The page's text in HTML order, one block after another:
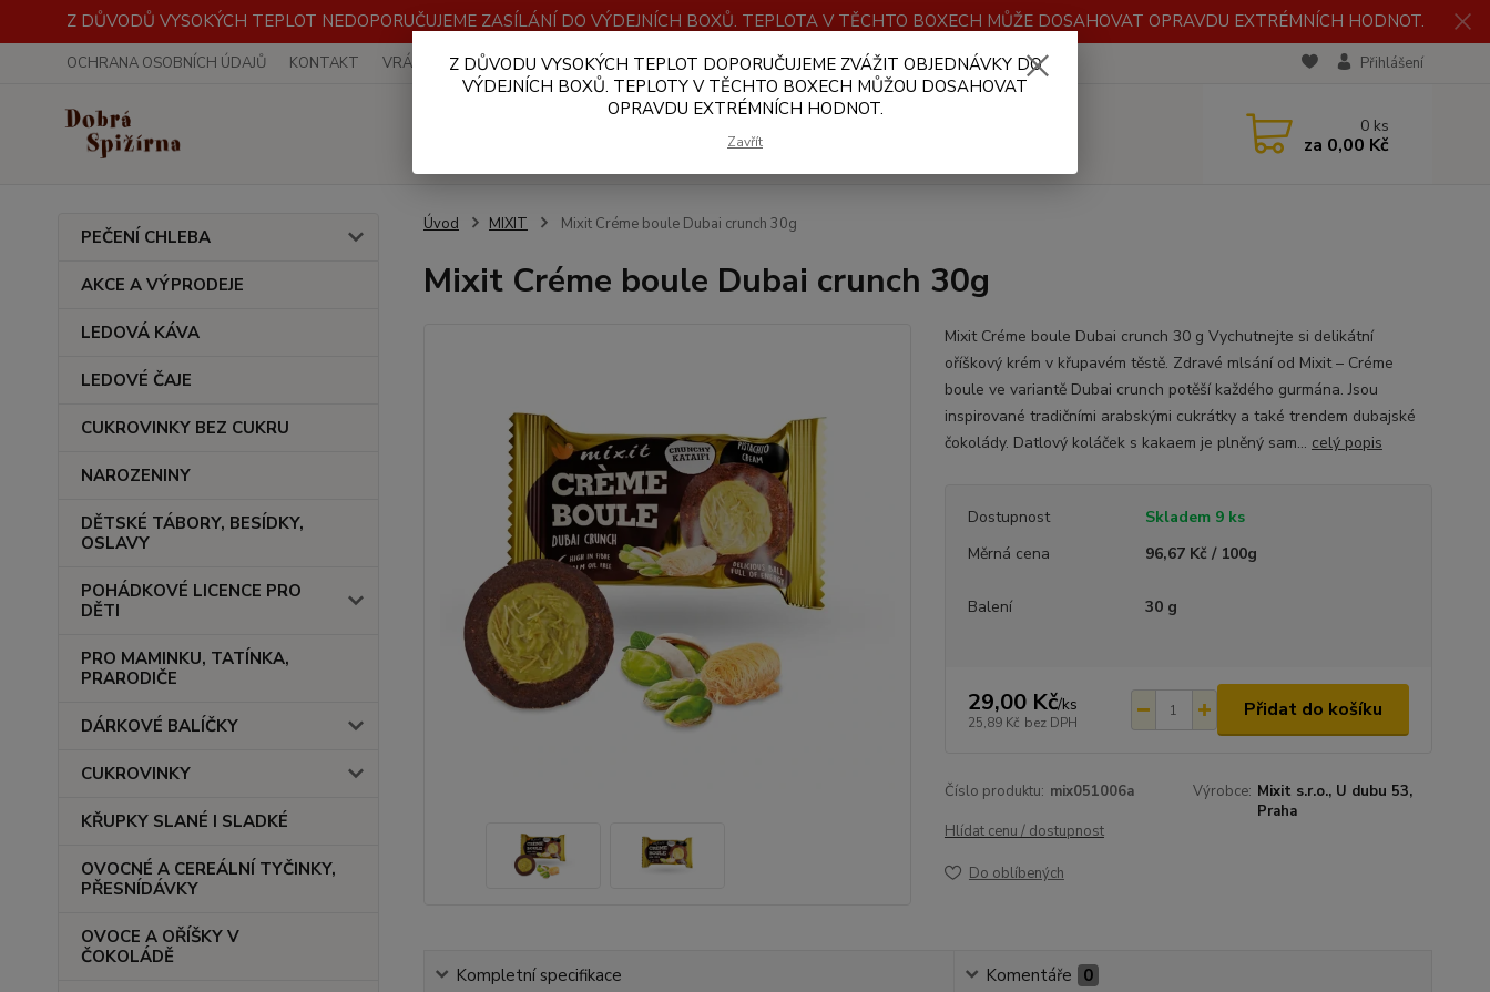
Z DŮVODŮ VYSOKÝCH TEPLOT NEDOPORUČUJEME ZASÍLÁNÍ DO VÝDEJNÍCH BOXŮ. TEPLOTA V TĚCHTO BOXECH MŮŽE DOSAHOVAT OPRAVDU EXTRÉMNÍCH HODNOT.
OCHRANA OSOBNÍCH ÚDAJŮ KONTAKT VRÁCENÍ ZBOŽÍ OBCHODNÍ PODMÍNKY PLATBA A DOPRAVA VELKOOBCHOD RECENZE Přihlášení
Hledat 0 ks
za 0,00 Kč
PEČENÍ CHLEBA
AKCE A VÝPRODEJE
LEDOVÁ KÁVA
LEDOVÉ ČAJE
CUKROVINKY BEZ CUKRU
NAROZENINY
DĚTSKÉ TÁBORY, BESÍDKY,
OSLAVY
POHÁDKOVÉ LICENCE PRO
DĚTI
PRO MAMINKU, TATÍNKA,
PRARODIČE
DÁRKOVÉ BALÍČKY
CUKROVINKY
KŘUPKY SLANÉ I SLADKÉ
OVOCNÉ A CEREÁLNÍ TYČINKY,
PŘESNÍDÁVKY
OVOCE A OŘÍŠKY V
ČOKOLÁDĚ
Úvod MIXIT Mixit Créme boule Dubai crunch 30g
Mixit Créme boule Dubai crunch 30g
Mixit Créme boule Dubai crunch 30 g Vychutnejte si delikátní
oříškový krém v křupavém těstě. Zdravé mlsání od Mixit – Créme
boule ve variantě Dubai crunch potěší každého gurmána. Jsou
inspirované tradičními arabskými cukrátky a také trendem dubajské
čokolády. Datlový koláček s kakaem je plněný sam... celý popis
Dostupnost
Skladem 9 ks
Měrná cena
96,67 Kč / 100g
Balení 30 g
29,00 Kč/ks
25,89 Kč bez DPH
Přidat do košíku
Číslo produktu: mix051006a Výrobce: Mixit s.r.o., U dubu 53,
Praha
Hlídat cenu / dostupnost
Do oblíbených
Kompletní specifikace Komentáře 0
Z DŮVODU VYSOKÝCH TEPLOT DOPORUČUJEME ZVÁŽIT OBJEDNÁVKY DO
VÝDEJNÍCH BOXŮ. TEPLOTY V TĚCHTO BOXECH MŮŽOU DOSAHOVAT
OPRAVDU EXTRÉMNÍCH HODNOT.
Zavřít